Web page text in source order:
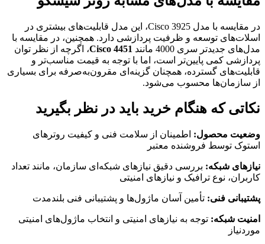
در مقایسه با مدل Cisco 3925، این مدل قابلیت‌های بیشتری در
اسلات‌های توسعه و ظرفیت پردازشی دارد. همچنین، در مقایسه با
مدل‌های جدیدتر سری 4000 مانند
Cisco 4451، اگرچه از نظر توان
پردازشی کمی پایین‌تر است، اما با توجه به قیمت مناسب‌تر و
قابلیت‌های گسترده، همچنان گزینه‌ای مقرون‌به‌صرفه برای بسیاری
از سازمان‌ها محسوب می‌شود.
نکاتی که هنگام خرید باید در نظر بگیرید
وضعیت محصول: اطمینان از سلامت فنی و کیفیت روترهای
استوک توسط فروشنده معتبر
نیازهای شبکه: بررسی دقیق نیازهای شبکه‌ای سازمان، مانند تعداد
کاربران، نوع ترافیک و نیازهای امنیتی
پشتیبانی فنی: تأمین آسان ماژول‌ها و پشتیبانی فنی بلندمدت
امنیت شبکه: توجه به نیازهای امنیتی و انتخاب ماژول‌های امنیتی
موردنیاز